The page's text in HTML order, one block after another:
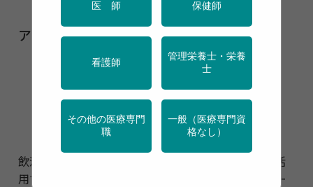
アルコールと保健指導
飲酒習慣の評価から簡易支援まで、保健指導現場で活
用できる減酒支援ツールや実践知をまとめた特集ペー
医 師 保健師
看護師
管理栄養士・栄養
士
その他の医療専門
職
一般（医療専門資
格なし）